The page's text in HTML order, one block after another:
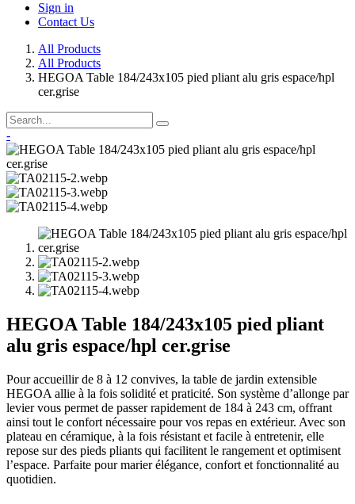
Sign in
Contact Us
All Products
All Products
HEGOA Table 184/243x105 pied pliant alu gris espace/hpl
cer.grise
-
HEGOA Table 184/243x105 pied pliant
alu gris espace/hpl cer.grise
Pour accueillir de 8 à 12 convives, la table de jardin extensible
HEGOA allie à la fois solidité et praticité. Son système d’allonge par
levier vous permet de passer rapidement de 184 à 243 cm, offrant
ainsi tout le confort nécessaire pour vos repas en extérieur. Avec son
plateau en céramique, à la fois résistant et facile à entretenir, elle
repose sur des pieds pliants qui facilitent le rangement et optimisent
l’espace. Parfaite pour marier élégance, confort et fonctionnalité au
quotidien.